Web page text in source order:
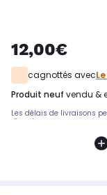
12,00€
cagnottés avec
produit neuf vendu &
Les délais de livraisons
d'année.